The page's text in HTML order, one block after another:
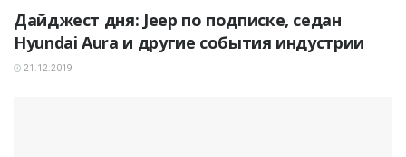
Дайджест дня: Jeep по подписке, седан
Hyundai Aura и другие события индустрии
21.12.2019